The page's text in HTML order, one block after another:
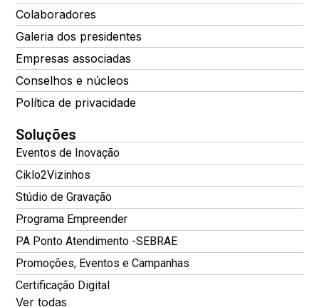
Colaboradores
Galeria dos presidentes
Empresas associadas
Conselhos e núcleos
Política de privacidade
Soluções
Eventos de Inovação
Ciklo2Vizinhos
Stúdio de Gravação
Programa Empreender
PA Ponto Atendimento -SEBRAE
Promoções, Eventos e Campanhas
Certificação Digital
Ver todas